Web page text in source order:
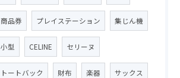
商品券 プレイステーション 集じん機
小型 CELINE セリーヌ
トートバック 財布 楽器 サックス